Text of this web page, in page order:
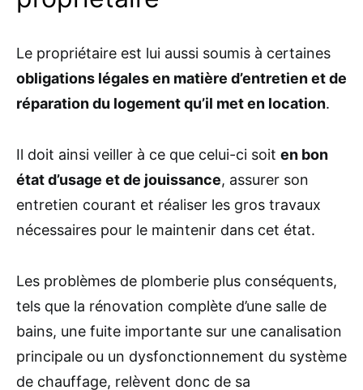
Le propriétaire est lui aussi soumis à certaines
obligations légales en matière d’entretien et de
réparation du logement qu’il met en location.
Il doit ainsi veiller à ce que celui-ci soit en bon
état d’usage et de jouissance, assurer son
entretien courant et réaliser les gros travaux
nécessaires pour le maintenir dans cet état.
Les problèmes de plomberie plus conséquents,
tels que la rénovation complète d’une salle de
bains, une fuite importante sur une canalisation
principale ou un dysfonctionnement du système
de chauffage, relèvent donc de sa